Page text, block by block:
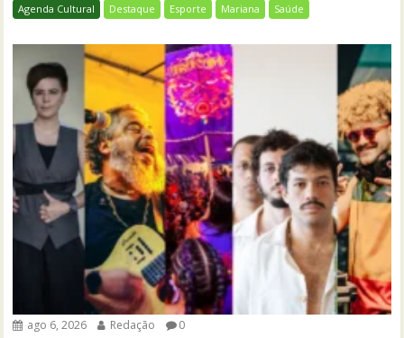
Agenda Cultural Destaque Esporte Mariana Saúde
ago 6, 2026 Redação 0